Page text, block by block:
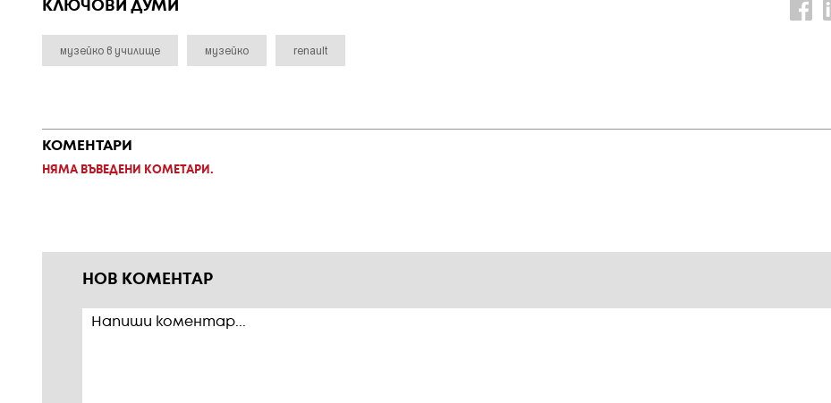
КЛЮЧОВИ ДУМИ
музейко в училище музейко renault
КОМЕНТАРИ
НЯМА ВЪВЕДЕНИ КОМЕТАРИ.
НОВ КОМЕНТАР